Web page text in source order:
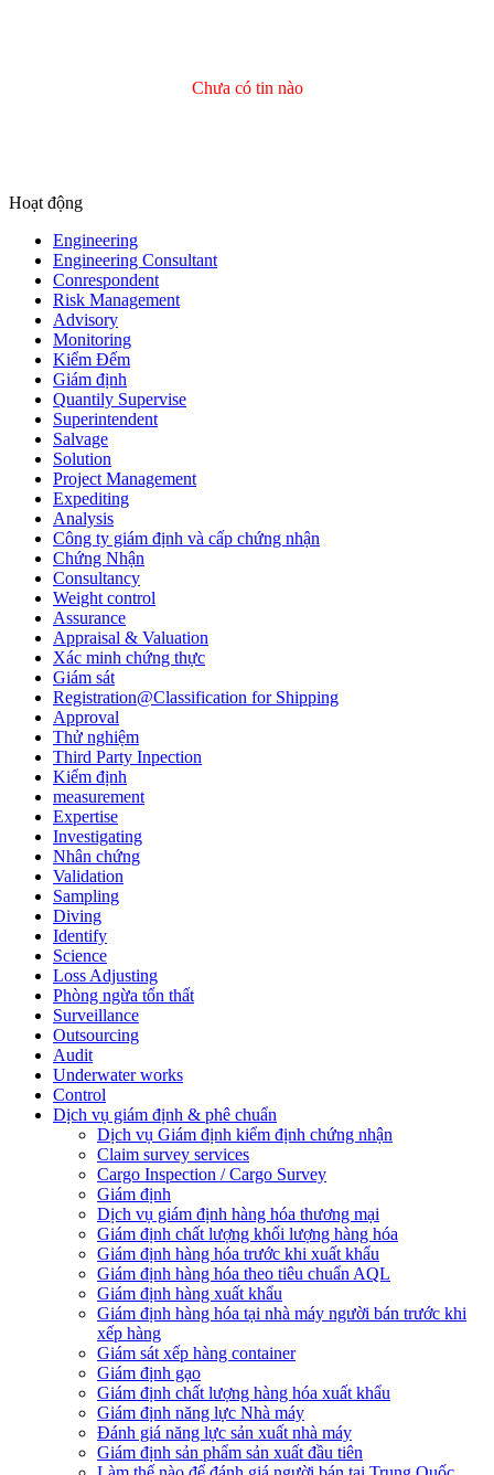
Chưa có tin nào
Hoạt động
Engineering
Engineering Consultant
Conrespondent
Risk Management
Advisory
Monitoring
Kiểm Đếm
Giám định
Quantily Supervise
Superintendent
Salvage
Solution
Project Management
Expediting
Analysis
Công ty giám định và cấp chứng nhận
Chứng Nhận
Consultancy
Weight control
Assurance
Appraisal & Valuation
Xác minh chứng thực
Giám sát
Registration@Classification for Shipping
Approval
Thử nghiệm
Third Party Inpection
Kiểm định
measurement
Expertise
Investigating
Nhân chứng
Validation
Sampling
Diving
Identify
Science
Loss Adjusting
Phòng ngừa tổn thất
Surveillance
Outsourcing
Audit
Underwater works
Control
Dịch vụ giám định & phê chuẩn
Dịch vụ Giám định kiểm định chứng nhận
Claim survey services
Cargo Inspection / Cargo Survey
Giám định
Dịch vụ giám định hàng hóa thương mại
Giám định chất lượng khối lượng hàng hóa
Giám định hàng hóa trước khi xuất khẩu
Giám định hàng hóa theo tiêu chuẩn AQL
Giám định hàng xuất khẩu
Giám định hàng hóa tại nhà máy người bán trước khi
xếp hàng
Giám sát xếp hàng container
Giám định gạo
Giám định chất lượng hàng hóa xuất khẩu
Giám định năng lực Nhà máy
Đánh giá năng lực sản xuất nhà máy
Giám định sản phẩm sản xuất đầu tiên